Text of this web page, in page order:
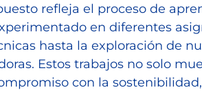
refleja el proceso de
en diferentes
hasta la exploración de
Estos trabajos no solo
con la